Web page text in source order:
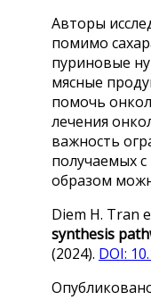
Авторы
помимо
пуриновые
мясные
помочь
лечения
важность
получаемых
образом
Diem H. Tran
synthesis
(2024). DOI: